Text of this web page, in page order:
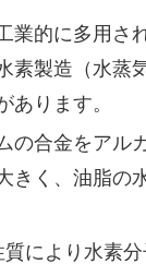
業的に多用さ
素製造（水蒸
ります。
の合金をアル
きく、油脂の
により水素分